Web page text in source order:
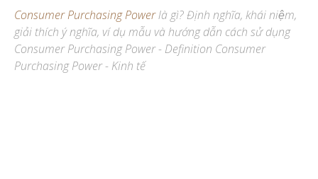
Consumer Purchasing Powerlà gì? Định nghĩa, khái niệm,
giải thích ý nghĩa, ví dụ mẫu và hướng dẫn cách sử dụng
Consumer Purchasing Power - Definition Consumer
Purchasing Power - Kinh tế